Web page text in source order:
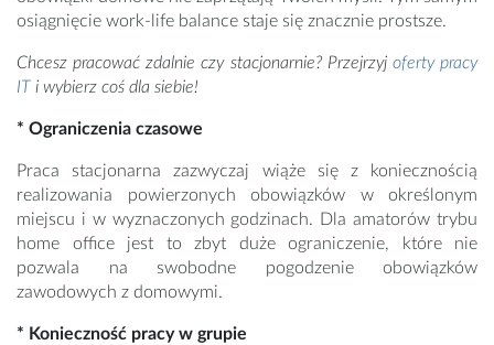
osiągnięcie work-life balance staje się znacznie prostsze.
Chcesz pracować zdalnie czy stacjonarnie? Przejrzyj oferty pracy
IT i wybierz coś dla siebie!
* Ograniczenia czasowe
Praca stacjonarna zazwyczaj wiąże się z koniecznością
realizowania powierzonych obowiązków w określonym
miejscu i w wyznaczonych godzinach. Dla amatorów trybu
home office jest to zbyt duże ograniczenie, które nie
pozwala na swobodne pogodzenie obowiązków
zawodowych z domowymi.
* Konieczność pracy w grupie